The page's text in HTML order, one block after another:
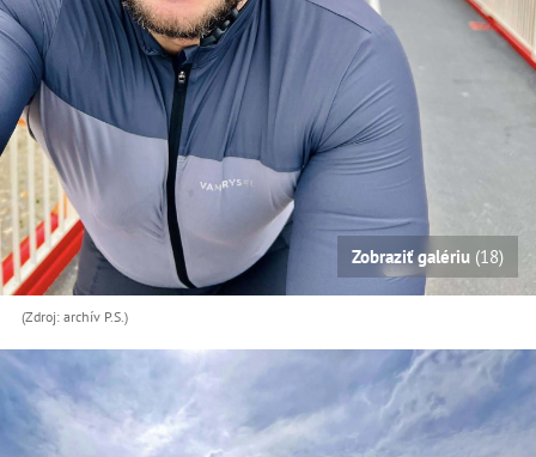
Zobraziť galériu (18)
(Zdroj: archív P.S.)